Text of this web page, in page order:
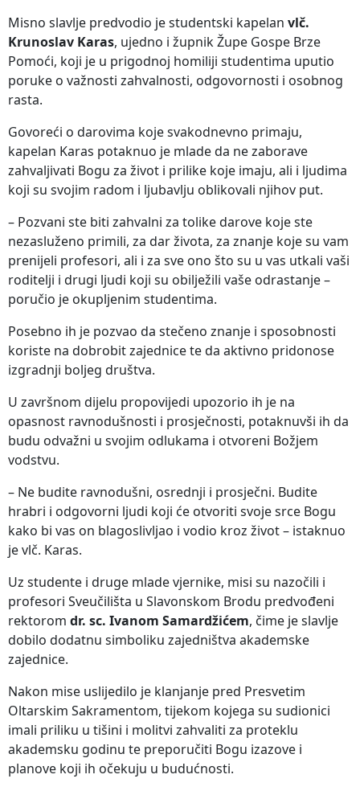
Misno slavlje predvodio je studentski kapelan vlč.
Krunoslav Karas, ujedno i župnik Župe Gospe Brze
Pomoći, koji je u prigodnoj homiliji studentima uputio
poruke o važnosti zahvalnosti, odgovornosti i osobnog
rasta.
Govoreći o darovima koje svakodnevno primaju,
kapelan Karas potaknuo je mlade da ne zaborave
zahvaljivati Bogu za život i prilike koje imaju, ali i ljudima
koji su svojim radom i ljubavlju oblikovali njihov put.
– Pozvani ste biti zahvalni za tolike darove koje ste
nezasluženo primili, za dar života, za znanje koje su vam
prenijeli profesori, ali i za sve ono što su u vas utkali vaši
roditelji i drugi ljudi koji su obilježili vaše odrastanje –
poručio je okupljenim studentima.
Posebno ih je pozvao da stečeno znanje i sposobnosti
koriste na dobrobit zajednice te da aktivno pridonose
izgradnji boljeg društva.
U završnom dijelu propovijedi upozorio ih je na
opasnost ravnodušnosti i prosječnosti, potaknuvši ih da
budu odvažni u svojim odlukama i otvoreni Božjem
vodstvu.
– Ne budite ravnodušni, osrednji i prosječni. Budite
hrabri i odgovorni ljudi koji će otvoriti svoje srce Bogu
kako bi vas on blagoslivljao i vodio kroz život – istaknuo
je vlč. Karas.
Uz studente i druge mlade vjernike, misi su nazočili i
profesori Sveučilišta u Slavonskom Brodu predvođeni
rektorom dr. sc. Ivanom Samardžićem, čime je slavlje
dobilo dodatnu simboliku zajedništva akademske
zajednice.
Nakon mise uslijedilo je klanjanje pred Presvetim
Oltarskim Sakramentom, tijekom kojega su sudionici
imali priliku u tišini i molitvi zahvaliti za proteklu
akademsku godinu te preporučiti Bogu izazove i
planove koji ih očekuju u budućnosti.